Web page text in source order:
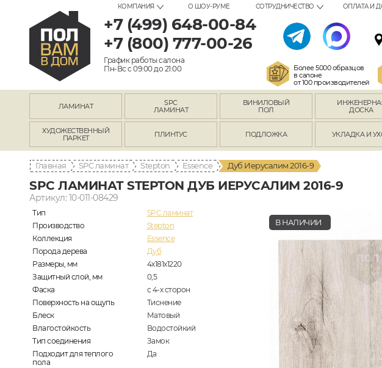
КОМПАНИЯ О ШОУ-РУМЕ СОТРУДНИЧЕСТВО ОПЛАТА И
+7 (499) 648-00-84
+7 (800) 777-00-26
График работы салона
Пн-Вс с 09:00 до 21:00
Более 5000 образцов
в салоне
от 100 производителей
ЛАМИНАТ
SPC
ЛАМИНАТ
ВИНИЛОВЫЙ
ПОЛ
ДОСКА
ХУДОЖЕСТВЕННЫЙ
ПАРКЕТ
ПЛИНТУС ПОДЛОЖКА УКЛАДКА И
Главная SPC ламинат Stepton Essence Дуб Иерусалим 2016-9
SPC ЛАМИНАТ STEPTON ДУБ ИЕРУСАЛИМ 2016-9
Артикул: 10-011-08429
Тип
SPC ламинат
Производство
Stepton
Коллекция
Essence
Порода дерева
Дуб
Размеры, мм
4х181х1220
Защитный слой, мм
0,5
Фаска
с 4-х сторон
Поверхность на ощупь
Тиснение
Блеск
Матовый
Влагостойкость
Водостойкий
Тип соединения
Замок
Подходит для теплого
пола
Да
В НАЛИЧИИ